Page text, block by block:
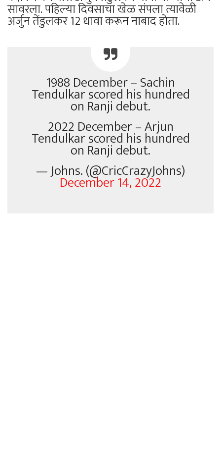
सावरला. पहिल्या दिवसाचा खेळ संपला त्यावेळी
अर्जुन तेंडुलकर 12 धावा करून नाबाद होता.
1988 December – Sachin
Tendulkar scored his hundred
on Ranji debut.
2022 December – Arjun
Tendulkar scored his hundred
on Ranji debut.
— Johns. (@CricCrazyJohns)
December 14, 2022